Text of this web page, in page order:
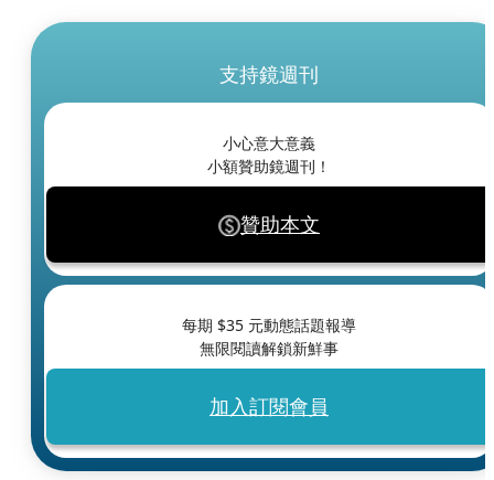
支持鏡週刊
小心意大意義
小額贊助鏡週刊！
贊助本文
每期 $35 元動態話題報導
無限閱讀解鎖新鮮事
加入訂閱會員